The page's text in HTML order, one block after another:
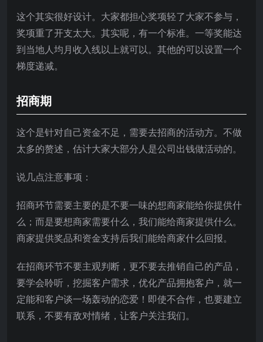
这个其实很好设计。大家都担心奖项轻了大家不参与，
奖项重了开支太大。其实呢，有一个标准。一等奖能达
到当地人均月收入线以上就可以。其他的可以设置一个
梯度递减。
招商期
这个是针对自己资金不足，需要去招商的活动方。不做
太多的赘述，估计大家大部分人是公司出钱做活动的。
说几点注意事项：
招商环节需要主要的是不要一味的想商家能给你提供什
么；而是要想商家需要什么，我们能给商家提供什么。
商家提供奖品和资金支持后我们能给商家什么回报。
在招商环节不要主观判断，更不要去推销自己的产品，
要学会聆听，挖掘客户需求，优化产品拥抱客户，就一
定能和客户谈一场轰动的恋爱！即使不合作，也要建立
联系，不要有敌对情绪，让客户关注我们。